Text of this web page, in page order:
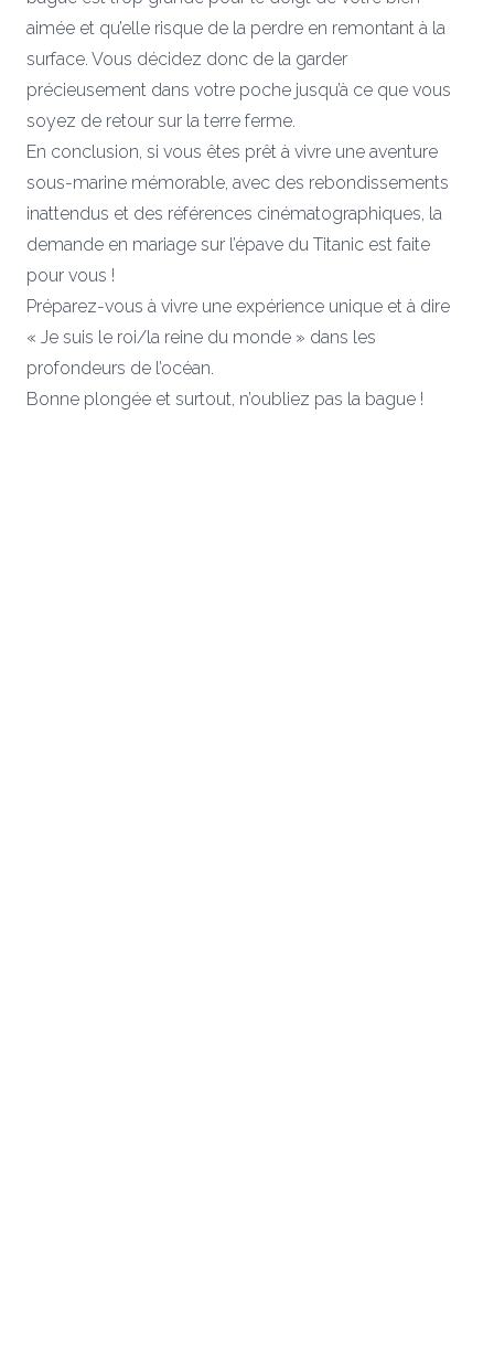
aimée et qu’elle risque de la perdre en remontant à la
surface. Vous décidez donc de la garder
précieusement dans votre poche jusqu’à ce que vous
soyez de retour sur la terre ferme.
En conclusion, si vous êtes prêt à vivre une aventure
sous-marine mémorable, avec des rebondissements
inattendus et des références cinématographiques, la
demande en mariage sur l’épave du Titanic est faite
pour vous !
Préparez-vous à vivre une expérience unique et à dire
« Je suis le roi/la reine du monde » dans les
profondeurs de l’océan.
Bonne plongée et surtout, n’oubliez pas la bague !